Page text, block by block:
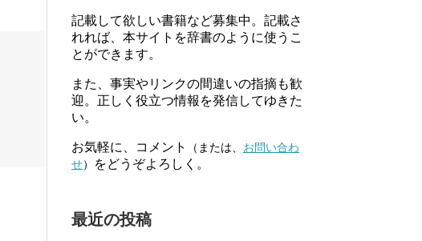
記載して欲しい書籍など募集中。記載さ
れれば、本サイトを辞書のように使うこ
とができます。
また、事実やリンクの間違いの指摘も歓
迎。正しく役立つ情報を発信してゆきた
い。
お気軽に、コメント （または、 お問い合わ
せ） をどうぞよろしく。
最近の投稿